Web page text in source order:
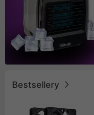
Bestsellery